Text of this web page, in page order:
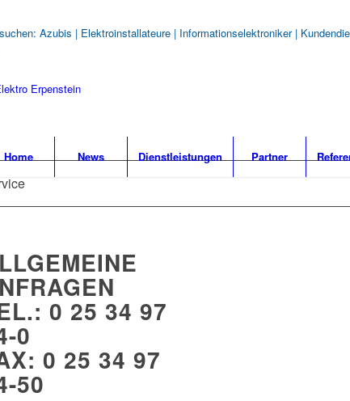
Azubis | Elektroinstallateure | Informationselektroniker |
Home News Dienstleistungen Partner
0 25 34 97
0
0 25 34 97
50